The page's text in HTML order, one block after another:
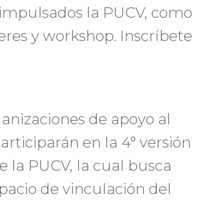
la PUCV, como
y workshop. Inscríbete
de apoyo al
en la 4° versión
PUCV, la cual busca
de vinculación del